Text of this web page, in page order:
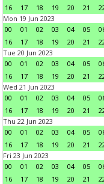
16
17 18 19 20 21
Mon 19 Jun 2023
00
01 02 03 04 05
16
17 18 19 20 21
Tue 20 Jun 2023
00
01 02 03 04 05
16
17 18 19 20 21
Wed 21 Jun 2023
00
01 02 03 04 05
16
17 18 19 20 21
Thu 22 Jun 2023
00
01 02 03 04 05
16
17 18 19 20 21
Fri 23 Jun 2023
00
01 02 03 04 05
16
17 18 19 20 21